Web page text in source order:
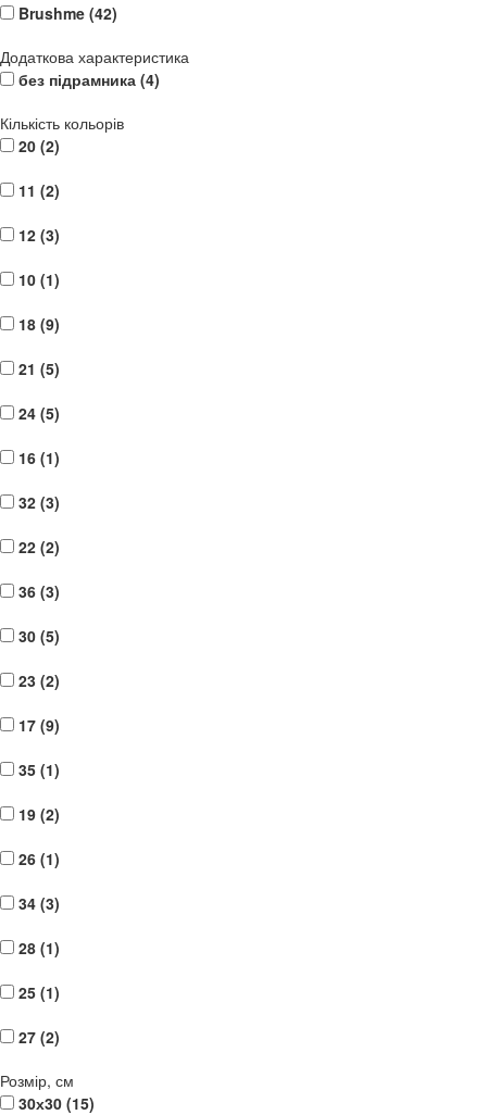
Brushme (42)
Додаткова характеристика
без підрамника (4)
Кількість кольорів
20 (2)
11 (2)
12 (3)
10 (1)
18 (9)
21 (5)
24 (5)
16 (1)
32 (3)
22 (2)
36 (3)
30 (5)
23 (2)
17 (9)
35 (1)
19 (2)
26 (1)
34 (3)
28 (1)
25 (1)
27 (2)
Розмір, см
30х30 (15)